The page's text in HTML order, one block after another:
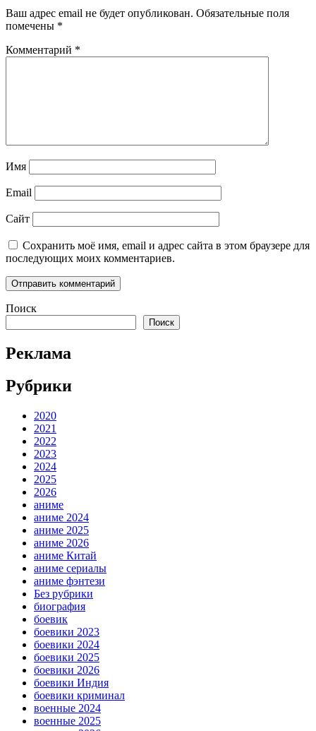
Ваш адрес email не будет опубликован. Обязательные поля
помечены *
Комментарий *
Имя
Email
Сайт
Сохранить моё имя, email и адрес сайта в этом браузере для
последующих моих комментариев.
Поиск
Поиск
Реклама
Рубрики
2020
2021
2022
2023
2024
2025
2026
аниме
аниме 2024
аниме 2025
аниме 2026
аниме Китай
аниме сериалы
аниме фэнтези
Без рубрики
биография
боевик
боевики 2023
боевики 2024
боевики 2025
боевики 2026
боевики Индия
боевики криминал
военные 2024
военные 2025